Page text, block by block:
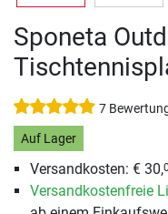
Sponeta
7
Auf Lager
Versandkosten: € 30,
Versandkostenfreie